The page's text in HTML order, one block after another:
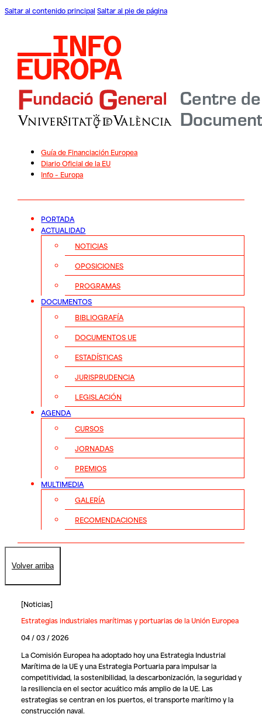
Saltar al contenido principal Saltar al pie de página
Guía de Financiación Europea
Diario Oficial de la EU
Info – Europa
PORTADA
ACTUALIDAD
NOTICIAS
OPOSICIONES
PROGRAMAS
DOCUMENTOS
BIBLIOGRAFÍA
DOCUMENTOS UE
ESTADÍSTICAS
JURISPRUDENCIA
LEGISLACIÓN
AGENDA
CURSOS
JORNADAS
PREMIOS
MULTIMEDIA
GALERÍA
RECOMENDACIONES
Volver arriba
[Noticias]
Estrategias industriales marítimas y portuarias de la Unión Europea
04 / 03 / 2026
La Comisión Europea ha adoptado hoy una Estrategia Industrial
Marítima de la UE y una Estrategia Portuaria para impulsar la
competitividad, la sostenibilidad, la descarbonización, la seguridad y
la resiliencia en el sector acuático más amplio de la UE. Las
estrategias se centran en los puertos, el transporte marítimo y la
construcción naval.